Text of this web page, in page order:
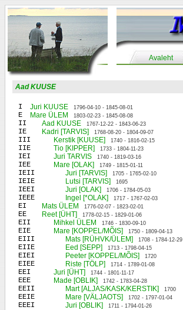
Avaleht
Aad KUUSE
I Juri KUUSE 1796-04-10 - 1845-08-01
E Mare ÜLEM 1803-02-23 - 1845-08-08
II Aad KUUSE 1767-12-22 - 1843-06-23
IE Kadri [TARVIS] 1768-08-20 - 1804-09-07
III Kerstik [KUUSE] 1740 - 1816-02-15
IIE Tio [KIPPER] 1733 - 1804-11-23
IEI Juri TARVIS 1740 - 1819-03-16
IEE Mare [OLAK] 1749 - 1815-01-11
IEII Juri [TARVIS] 1705 - 1765-02-10
IEIE Lutsi [TARVIS] 1695
IEEI Juri [OLAK] 1706 - 1784-05-03
IEEE Ingel [*OLAK] 1717 - 1767-02-03
EI Mats ÜLEM 1776-02-07 - 1823-02-01
EE Reet [ÜHT] 1778-02-15 - 1829-01-06
EII Mihkel ÜLEM 1746 - 1830-09-10
EIE Mare [KOPPEL/MÕIS] 1750 - 1809-04-13
EIII Mats [RÜHVK/ÜLEM] 1708 - 1784-12-29
EIIE Eed [SEPP] 1713 - 1798-04-15
EIEI Peeter [KOPPEL/MÕIS] 1720
EIEE Riste [TÖLP] 1714 - 1789-01-08
EEI Juri [ÜHT] 1744 - 1801-11-17
EEE Made [OBLIK] 1742 - 1783-04-28
EEII Mart [ALJAS/KASK/KERSTIK] 1700
EEIE Mare [VÄLJAOTS] 1702 - 1797-01-04
EEEI Juri [OBLIK] 1711 - 1794-01-26